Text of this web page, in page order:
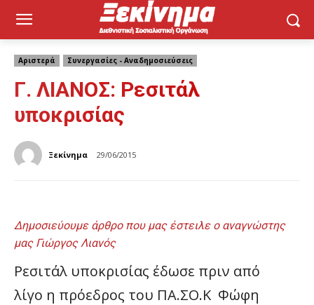
Αριστερά Συνεργασίες - Αναδημοσιεύσεις
Γ. ΛΙΑΝΟΣ: Ρεσιτάλ
υποκρισίας
Ξεκίνημα 29/06/2015
Δημοσιεύουμε άρθρο που μας έστειλε ο αναγνώστης
μας Γιώργος Λιανός
Ρεσιτάλ υποκρισίας έδωσε πριν από
λίγο η πρόεδρος του ΠΑ.ΣΟ.Κ Φώφη